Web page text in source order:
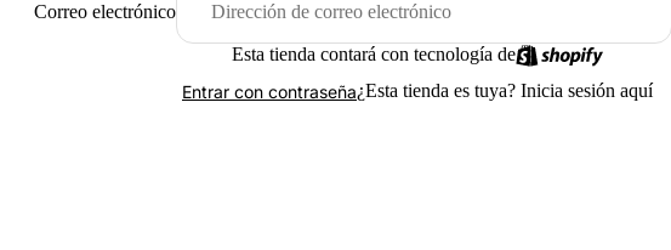
Correo electrónico
Esta tienda contará con tecnología de
Entrar con contraseña¿Esta tienda es tuya? Inicia sesión aquí